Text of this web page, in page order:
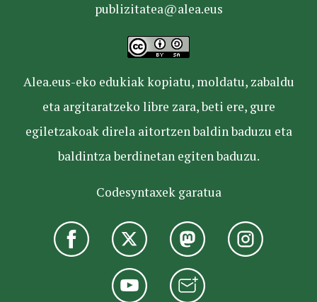
publizitatea@alea.eus
Alea.eus-eko edukiak kopiatu, moldatu, zabaldu
eta argitaratzeko libre zara, beti ere, gure
egiletzakoak direla aitortzen baldin baduzu eta
baldintza berdinetan egiten baduzu.
Codesyntaxek garatua